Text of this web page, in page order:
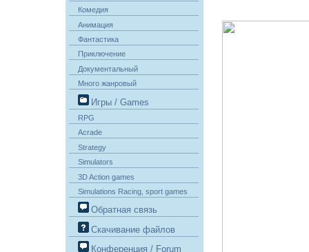
Комедия
Анимация
Фантастика
Приключение
Документальный
Много жанровый
Игры / Games
RPG
Acrade
Strategy
Simulators
3D Action games
Simulations Racing, sport games
Обратная связь
Скачивание файлов
Конференция / Forum